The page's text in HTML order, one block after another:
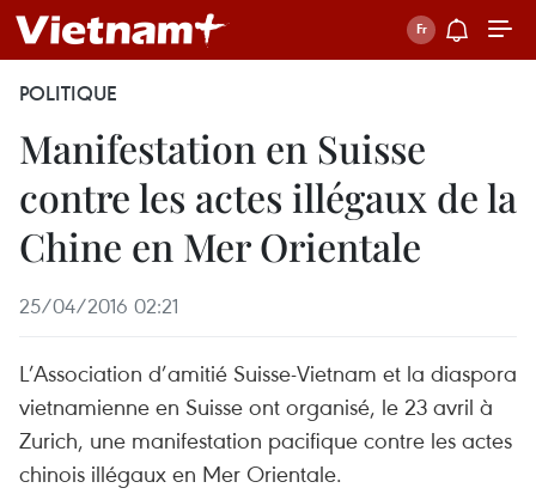
POLITIQUE
Manifestation en Suisse
contre les actes illégaux de la
Chine en Mer Orientale
25/04/2016 02:21
L’Association d’amitié Suisse-Vietnam et la diaspora
vietnamienne en Suisse ont organisé, le 23 avril à
Zurich, une manifestation pacifique contre les actes
chinois illégaux en Mer Orientale.